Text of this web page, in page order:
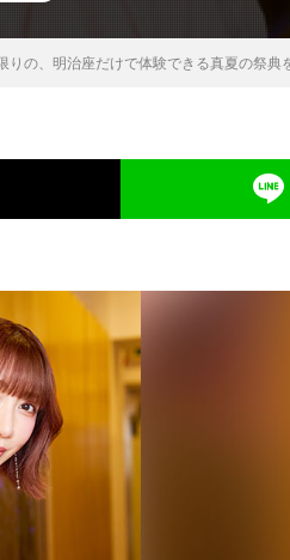
りの、明治座だけで体験できる真夏の祭